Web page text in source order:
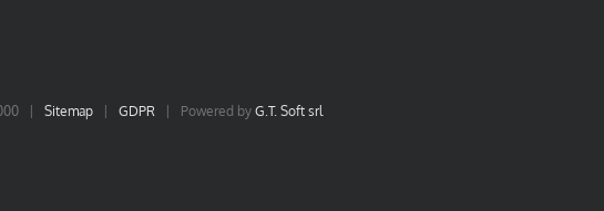
| Sitemap GDPR | Powered by G.T. Soft srl